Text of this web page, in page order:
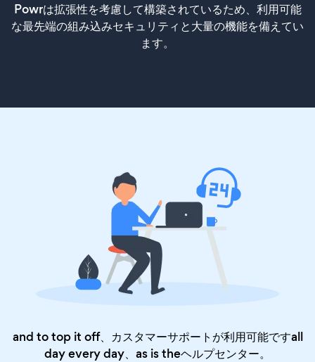
Powrは拡張性を考慮して構築されているため、利用可能
な最先端の組み込みセキュリティと大量の機能を備えてい
ます。
and to top it off、カスタマーサポートが利用可能ですall
day every day、as is theヘルプセンター。